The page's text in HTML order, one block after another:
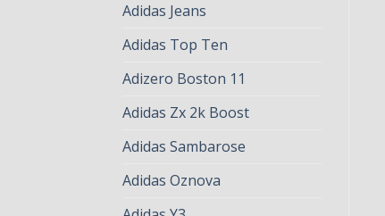
Adidas Jeans
Adidas Top Ten
Adizero Boston 11
Adidas Zx 2k Boost
Adidas Sambarose
Adidas Oznova